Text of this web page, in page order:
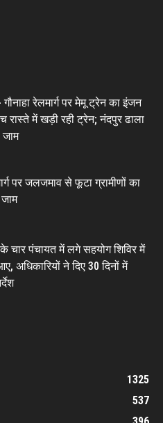
रेलमार्ग पर मेमू ट्रेन का इंजन
रास्ते में खड़ी रही ट्रेन; नंदपुर ढाला
जाम
पर जलजमाव से फूटा ग्रामीणों का
चार पंचायत में लगे सहयोग शिविर में
अधिकारियों ने दिए 30 दिनों में
1325
537